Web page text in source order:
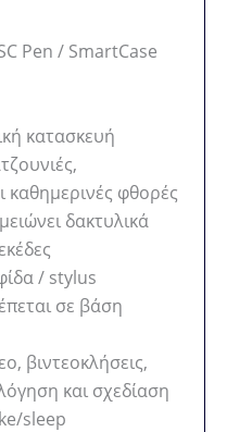
Pen / SmartCase
κατασκευή
καθημερινές φθορές
δακτυλικά
/ stylus
σε βάση
βιντεοκλήσεις,
και σχεδίαση
sleep